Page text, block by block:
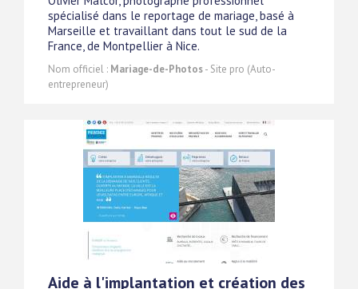
spécialisé dans le reportage de mariage, basé à
Marseille et travaillant dans tout le sud de la
France, de Montpellier à Nice.
Nom officiel : Mariage-de-Photos- Site pro (Auto-
entrepreneur)
Aide à l'implantation et création des